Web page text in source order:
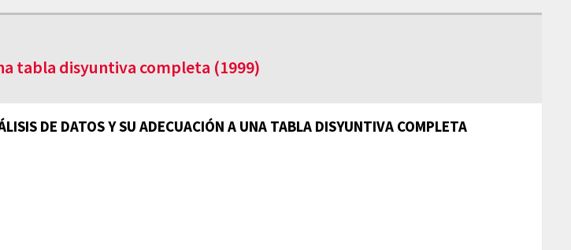
tabla disyuntiva completa (1999)
DE DATOS Y SU ADECUACIÓN A UNA TABLA DISYUNTIVA COMPLETA